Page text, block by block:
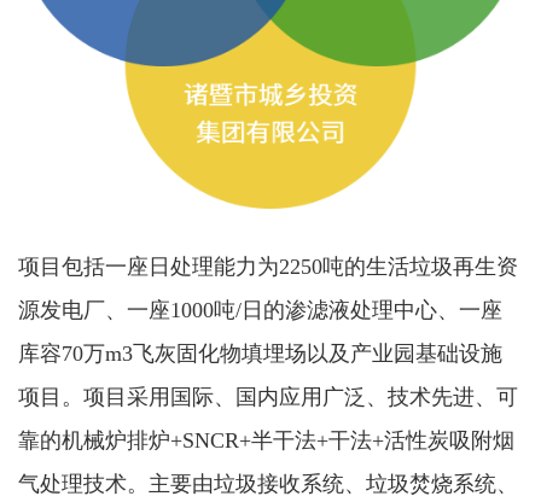
项目包括一座日处理能力为2250吨的生活垃圾再生资
源发电厂、一座1000吨/日的渗滤液处理中心、一座
库容70万m3飞灰固化物填埋场以及产业园基础设施
项目。项目采用国际、国内应用广泛、技术先进、可
靠的机械炉排炉+SNCR+半干法+干法+活性炭吸附烟
气处理技术。主要由垃圾接收系统、垃圾焚烧系统、